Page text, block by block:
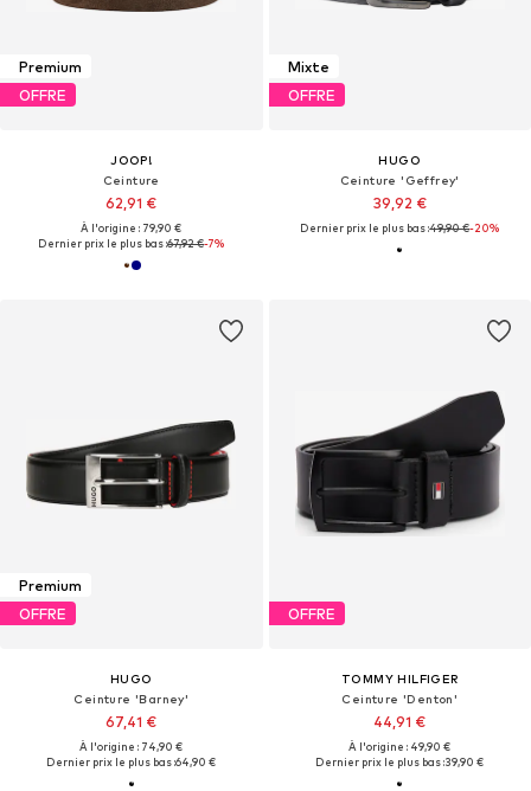
Premium
OFFRE
JOOP!
Ceinture
62,91 €
À l'origine : 79,90 €
Dernier prix le plus bas :67,92 €-7%
Mixte
OFFRE
HUGO
Ceinture 'Geffrey'
39,92 €
Dernier prix le plus bas :49,90 €-20%
Premium
OFFRE
HUGO
Ceinture 'Barney'
67,41 €
À l'origine : 74,90 €
Dernier prix le plus bas :64,90 €
OFFRE
TOMMY HILFIGER
Ceinture 'Denton'
44,91 €
À l'origine : 49,90 €
Dernier prix le plus bas :39,90 €